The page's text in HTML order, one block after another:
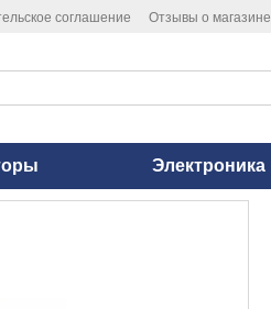
соглашение Отзывы о магазине
Электроника